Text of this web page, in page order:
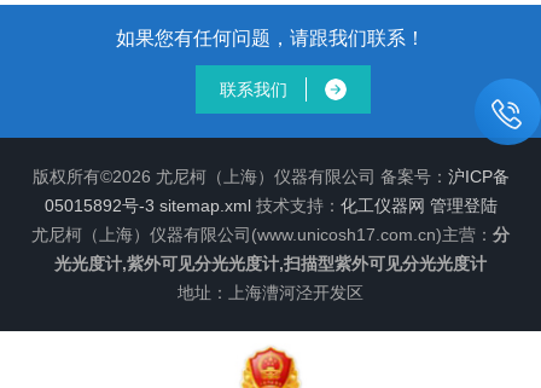
如果您有任何问题，请跟我们联系！
联系我们
版权所有©2026 尤尼柯（上海）仪器有限公司 备案号： 沪ICP备
05015892号-3 sitemap.xml技术支持： 化工仪器网 管理登陆
尤尼柯（上海）仪器有限公司(www.unicosh17.com.cn)主营： 分
光光度计,紫外可见分光光度计,扫描型紫外可见分光光度计
地址：上海漕河泾开发区